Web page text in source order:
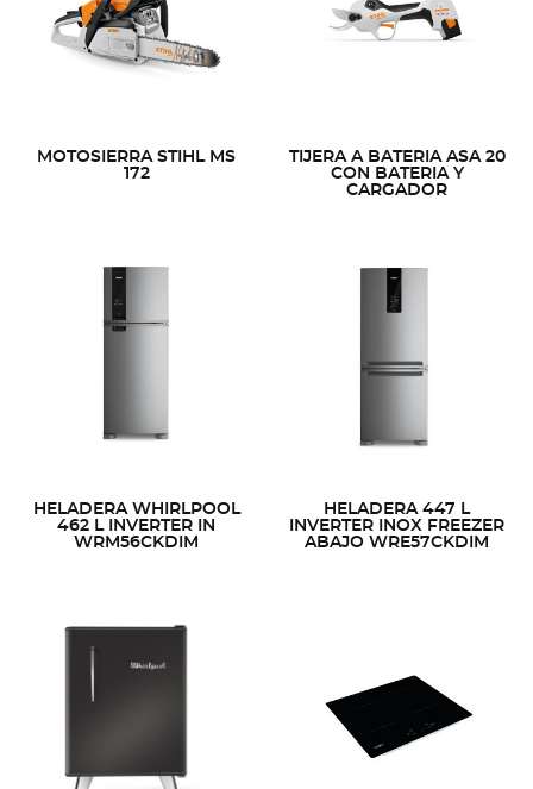
MOTOSIERRA STIHL MS
172
TIJERA A BATERIA ASA 20
CON BATERIA Y
CARGADOR
HELADERA WHIRLPOOL
462 L INVERTER IN
WRM56CKDIM
HELADERA 447 L
INVERTER INOX FREEZER
ABAJO WRE57CKDIM